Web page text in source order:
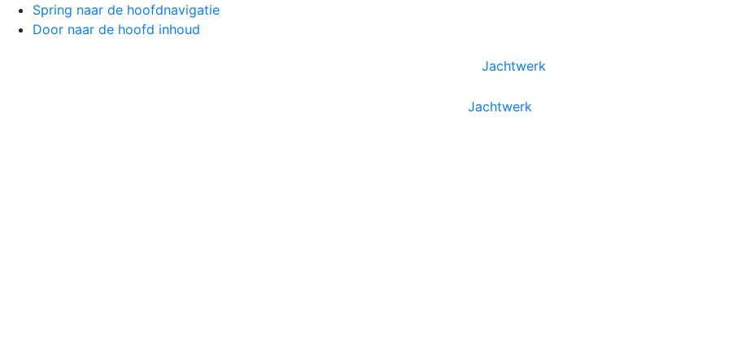
Spring naar de hoofdnavigatie
Door naar de hoofd inhoud
Jachtwerk
Jachtwerk